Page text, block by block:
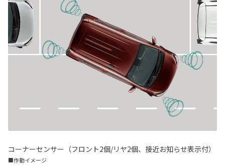
コーナーセンサー（フロント2個/リヤ2個、接近お知らせ表示付）
■作動イメージ